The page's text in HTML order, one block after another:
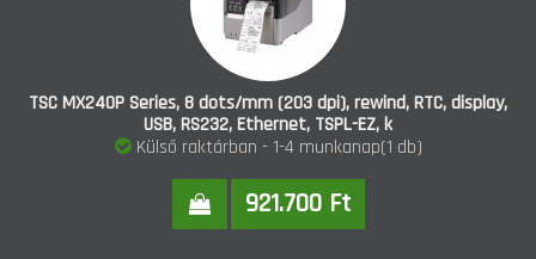
TSC MX240P Series, 8 dots/mm (203 dpi), rewind, RTC, display,
USB, RS232, Ethernet, TSPL-EZ, k
Külső raktárban - 1-4 munkanap(1 db)
921.700 Ft